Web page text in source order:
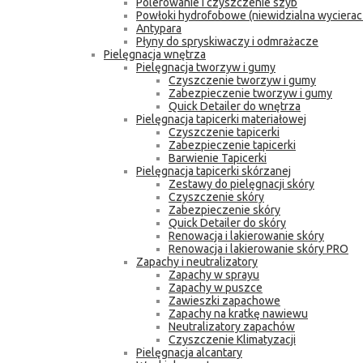
Powłoki hydrofobowe (niewidzialna
Antypara
Płyny do spryskiwaczy i odmrażacze
Pielęgnacja wnętrza
Pielęgnacja tworzyw i gumy
Czyszczenie tworzyw i gumy
Zabezpieczenie tworzyw i gumy
Quick Detailer do wnętrza
Pielęgnacja tapicerki materiałowej
Czyszczenie tapicerki
Zabezpieczenie tapicerki
Barwienie Tapicerki
Pielęgnacja tapicerki skórzanej
Zestawy do pielęgnacji skóry
Czyszczenie skóry
Zabezpieczenie skóry
Quick Detailer do skóry
Renowacja i lakierowanie skóry
Renowacja i lakierowanie skóry PRO
Zapachy i neutralizatory
Zapachy w sprayu
Zapachy w puszce
Zawieszki zapachowe
Zapachy na kratkę nawiewu
Neutralizatory zapachów
Czyszczenie Klimatyzacji
Pielęgnacja alcantary